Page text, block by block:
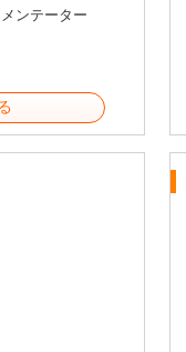
ンテーター